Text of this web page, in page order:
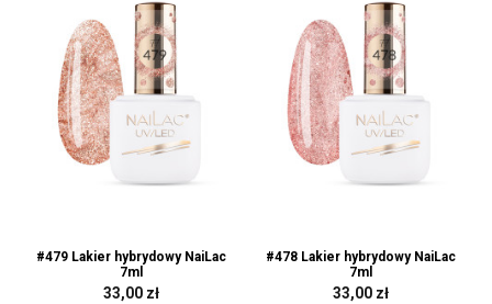
#479 Lakier hybrydowy NaiLac
7ml
33,00 zł
#478 Lakier hybrydowy NaiLac
7ml
33,00 zł